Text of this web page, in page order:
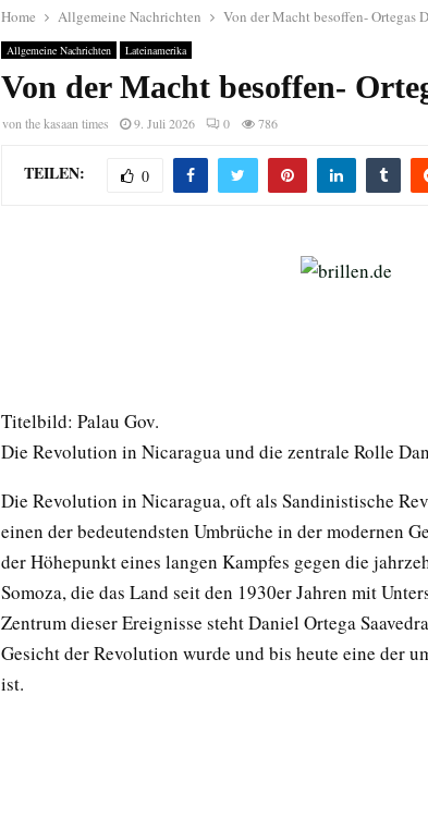
Home Allgemeine Nachrichten Von der Macht besoffen- Ortegas
Allgemeine Nachrichten Lateinamerika
Von der Macht besoffen-
vonthe kasaan times 9. Juli 2026 0 786
TEILEN: 0
Titelbild: Palau Gov.
Die Revolution in Nicaragua und die zentrale Rolle
Die Revolution in Nicaragua, oft als Sandinistische
einen der bedeutendsten Umbrüche in der modernen
der Höhepunkt eines langen Kampfes gegen die
Somoza, die das Land seit den 1930er Jahren mit
Zentrum dieser Ereignisse steht Daniel Ortega
Gesicht der Revolution wurde und bis heute eine der
ist.